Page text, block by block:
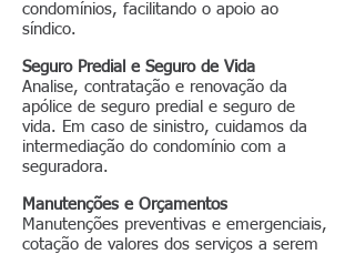
condomínios, facilitando o apoio ao
síndico.
Seguro Predial e Seguro de Vida
Analise, contratação e renovação da
apólice de seguro predial e seguro de
vida. Em caso de sinistro, cuidamos da
intermediação do condomínio com a
seguradora.
Manutenções e Orçamentos
Manutenções preventivas e emergenciais,
cotação de valores dos serviços a serem